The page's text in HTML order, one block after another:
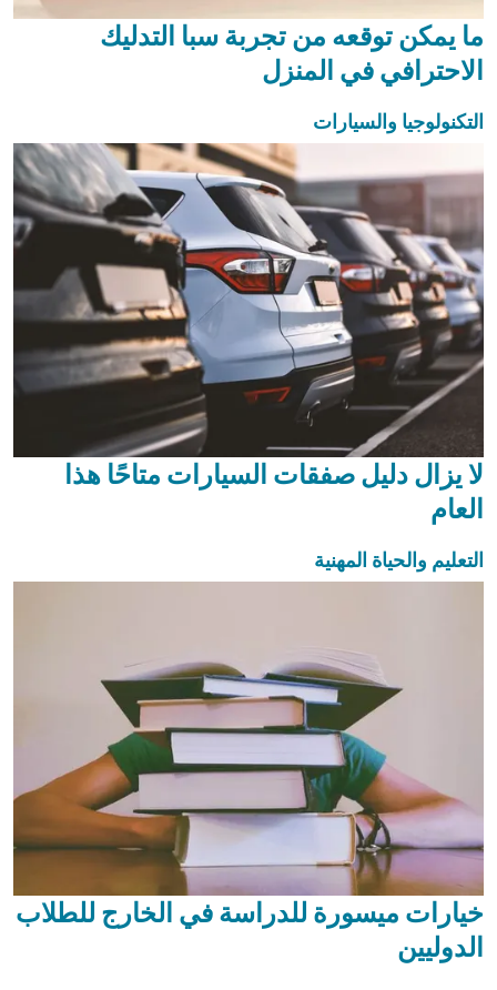
ما يمكن توقعه من تجربة سبا التدليك
الاحترافي في المنزل
التكنولوجيا والسيارات
لا يزال دليل صفقات السيارات متاحًا هذا
العام
التعليم والحياة المهنية
خيارات ميسورة للدراسة في الخارج للطلاب
الدوليين